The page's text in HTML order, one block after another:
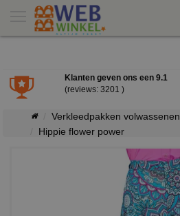
Klanten geven ons een 9.1
(reviews: 3201 )
Verkleedpakken volwassenen
Hippie flower power